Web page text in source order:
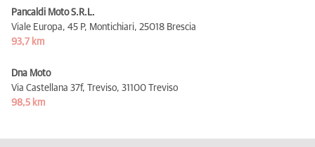
Pancaldi Moto S.R.L.
Viale Europa, 45 P, Montichiari, 25018 Brescia
93,7 km
Dna Moto
Via Castellana 37f, Treviso, 31100 Treviso
98,5 km